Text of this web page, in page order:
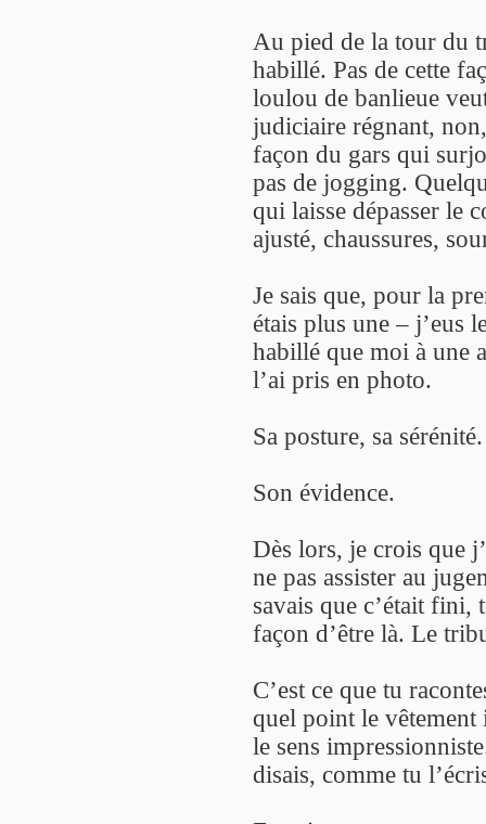
Au pied de la tour du
habillé. Pas de cette
loulou de banlieue
judiciaire régnant,
façon du gars qui
pas de jogging.
qui laisse dépasser le
ajusté, chaussures,
Je sais que, pour la
étais plus une – j’eus
habillé que moi à une
l’ai pris en photo.
Sa posture, sa sérénité.
Son évidence.
Dès lors, je crois que
ne pas assister au
savais que c’était fini,
façon d’être là. Le
C’est ce que tu
quel point le vêtement
le sens
disais, comme tu